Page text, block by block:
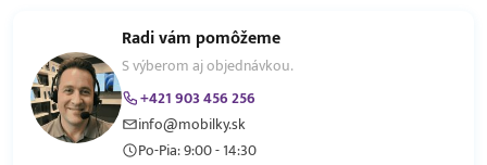
Radi vám pomôžeme
S výberom aj objednávkou.
+421 903 456 256
info@mobilky.sk
Po-Pia: 9:00 - 14:30